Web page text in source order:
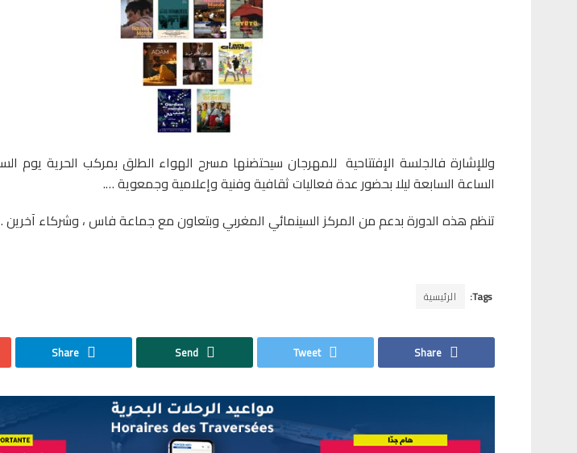
وللإشارة فالجلسة الإفتتاحية
الساعة السابعة ليلا بحضور عدة فعاليات ثقافية وفنية وإعلامية وجمعوية ….
تنظم هذه الدورة بدعم من المركز السينمائي المغربي وبتعاون مع جماعة فاس ، وشركاء آخرين .
Tags: الرئيسية
Share
Tweet
Send
Share